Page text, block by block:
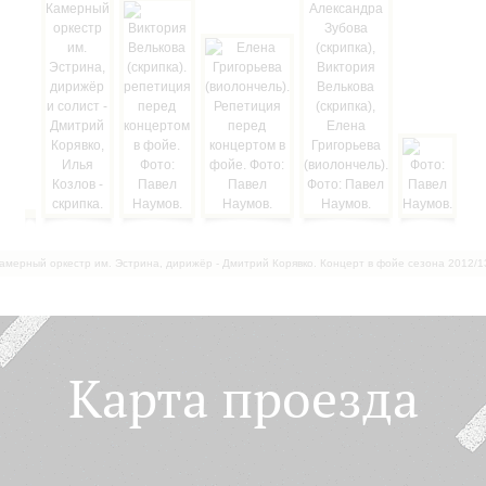
оркестр им. Эстрина, дирижёр - Дмитрий Корявко. Концерт в фойе сезона 2012/
Карта проезда